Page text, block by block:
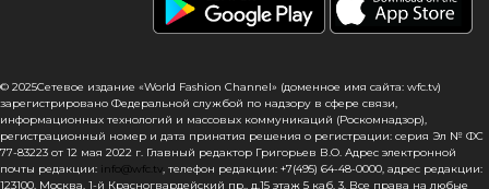
информацию, запоминая предпочтения в области
сайта, вы подтверждаете свое согласие на использование
файлов cookie в соответствии с настоящим уведомлением
в отношении данного типа файлов. Если вы не согласны
с тем, чтобы мы использовали данный тип файлов,
то вы должны соответствующим образом установить
© 2025Сетевое издание «World Fashion Channel» (доменное имя сайта: wfc.tv)
зарегистрировано Федеральной службой по надзору в сфере связи,
информационных технологий и массовых коммуникаций (Роскомнадзор),
регистрационный номер и дата принятия решения о регистрации: серия Эл № ФС
77-83223 от 12 мая 2022 г. Главный редактор Григорьев В.О. Адрес электронной
почты редакции: info@wfc.tv, телефон редакции: +7(495) 64-48-0000, адрес редакции:
123100, Москва, 1-й Красногвардейский пр., д.15 этаж 5 каб. 3. Все права на любые